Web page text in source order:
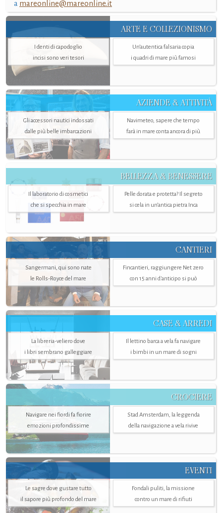
a mareonline@mareonline.it
ARTE E COLLEZIONISMO
I denti di capodoglio
incisi sono veri tesori
Un’autentica falsaria copia
i quadri di mare più famosi
AZIENDE & ATTIVITÀ
Gli accessori nautici indossati
dalle più belle imbarcazioni
Navimeteo, sapere che tempo
farà in mare conta ancora di più
BELLEZZA & BENESSERE
Il laboratorio di cosmetici
che si specchia in mare
Pelle dorata e protetta? Il segreto
si cela in un’antica pietra Inca
CANTIERI
Sangermani, qui sono nate
le Rolls-Royce del mare
Fincantieri, raggiungere Net zero
con 15 anni d'anticipo si può
CASE & ARREDI
La libreria-veliero dove
i libri sembrano galleggiare
Il lettino barca a vela fa navigare
i bimbi in un mare di sogni
CROCIERE
Navigare nei fiordi fa fiorire
emozioni profondissime
Stad Amsterdam, la leggenda
della navigazione a vela rivive
EVENTI
Le sagre dove gustare tutto
il sapore più profondo del mare
Fondali puliti, la missione
contro un mare di rifiuti